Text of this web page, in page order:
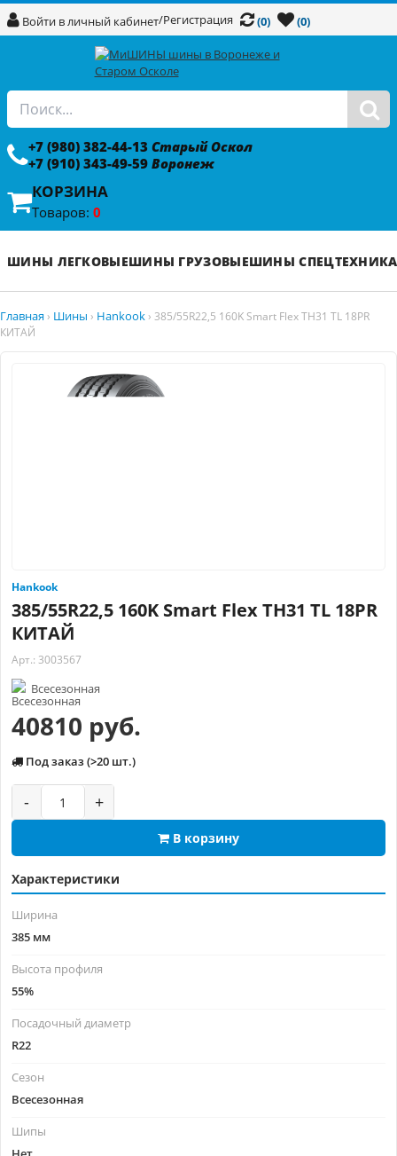
Войти в личный кабинет/Регистрация (0) (0)
+7 (980) 382-44-13 Старый Оскол
+7 (910) 343-49-59 Воронеж
КОРЗИНА
Товаров: 0
ШИНЫ ЛЕГКОВЫЕШИНЫ ГРУЗОВЫЕШИНЫ СПЕЦТЕХНИКА
Главная › Шины › Hankook › 385/55R22,5 160K Smart Flex TH31 TL 18PR
КИТАЙ
Hankook
385/55R22,5 160K Smart Flex TH31 TL 18PR
КИТАЙ
Арт.: 3003567
Всесезонная
40810 руб.
Под заказ (>20 шт.)
- +
В корзину
Характеристики
Ширина
385 мм
Высота профиля
55%
Посадочный диаметр
R22
Сезон
Всесезонная
Шипы